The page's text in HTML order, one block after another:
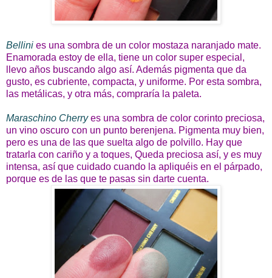
Bellini es una sombra de un color mostaza naranjado mate.
Enamorada estoy de ella, tiene un color super especial,
llevo años buscando algo así. Además pigmenta que da
gusto, es cubriente, compacta, y uniforme. Por esta sombra,
las metálicas, y otra más, compraría la paleta.
Maraschino Cherryes una sombra de color corinto preciosa,
un vino oscuro con un punto berenjena. Pigmenta muy bien,
pero es una de las que suelta algo de polvillo. Hay que
tratarla con cariño y a toques, Queda preciosa así, y es muy
intensa, así que cuidado cuando la apliquéis en el párpado,
porque es de las que te pasas sin darte cuenta.